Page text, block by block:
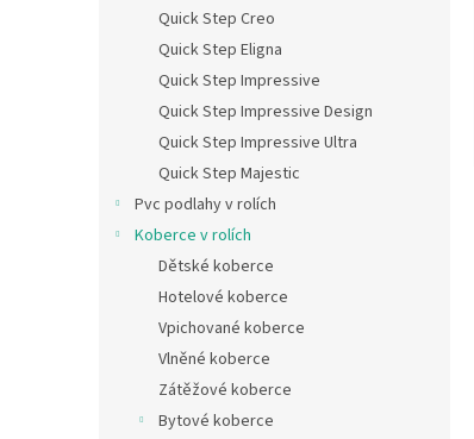
Quick Step Creo
Quick Step Eligna
Quick Step Impressive
Quick Step Impressive Design
Quick Step Impressive Ultra
Quick Step Majestic
Pvc podlahy v rolích
Koberce v rolích
Dětské koberce
Hotelové koberce
Vpichované koberce
Vlněné koberce
Zátěžové koberce
Bytové koberce